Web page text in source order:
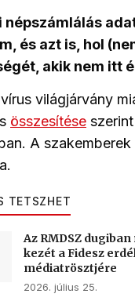
népszámlálás
és azt is, hol
akik nem itt
világjárvány
összesítése
A
TETSZHET
Az RMDSZ
kezét a Fidesz
médiatrösztjére
2026. július 25.